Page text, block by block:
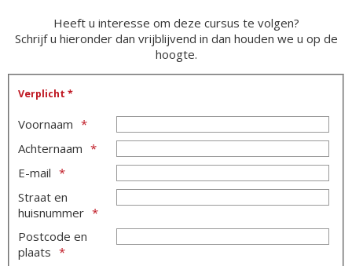
Heeft u interesse om deze cursus te volgen?
Schrijf u hieronder dan vrijblijvend in dan houden we u op de
hoogte.
Verplicht *
Voornaam
Achternaam
E-mail
Straat en
huisnummer
Postcode en
plaats